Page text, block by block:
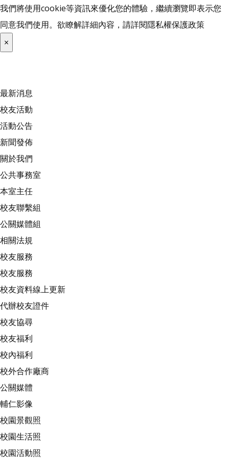
我們將使用cookie等資訊來優化您的體驗，繼續瀏覽即表示您
同意我們使用。欲瞭解詳細內容，請詳閱隱私權保護政策
×
最新消息
校友活動
活動公告
新聞發佈
關於我們
公共事務室
本室主任
校友聯繫組
公關媒體組
相關法規
校友服務
校友服務
校友資料線上更新
代辦校友證件
校友協尋
校友福利
校內福利
校外合作廠商
公關媒體
輔仁影像
校園景觀照
校園生活照
校園活動照